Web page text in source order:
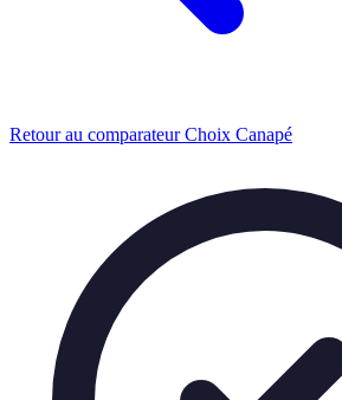
Retour au comparateur Choix Canapé